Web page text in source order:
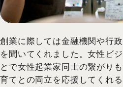
創業に際しては金融機関や行
を聞いてくれました。女性ビ
とで女性起業家同士の繋がり
育てとの両立を応援してくれ